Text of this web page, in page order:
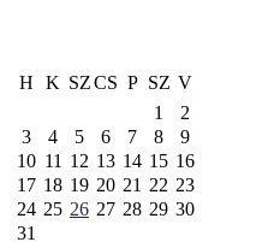
H K SZCS P SZ V
1
2
3
4 5 6 7 8
9
10 11 12 13 14 15 16
17 18 19 20 21 22 23
24 25 26 27 28 29 30
31